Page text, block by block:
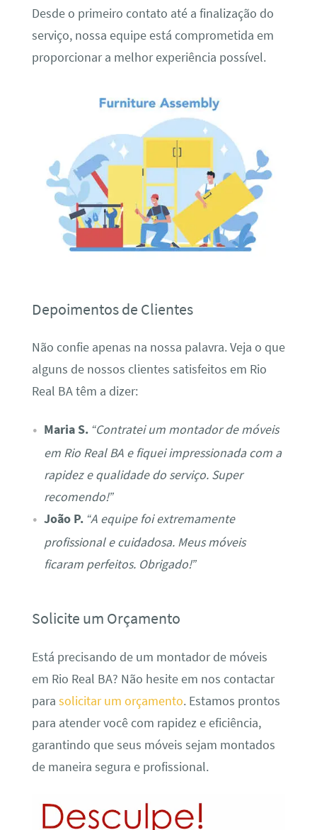
Desde o primeiro contato até a finalização do
serviço, nossa equipe está comprometida em
proporcionar a melhor experiência possível.
Depoimentos de Clientes
Não confie apenas na nossa palavra. Veja o que
alguns de nossos clientes satisfeitos em Rio
Real BA têm a dizer:
Maria S. “Contratei um montador de móveis
em Rio Real BA e fiquei impressionada com a
rapidez e qualidade do serviço. Super
recomendo!”
João P. “A equipe foi extremamente
profissional e cuidadosa. Meus móveis
ficaram perfeitos. Obrigado!”
Solicite um Orçamento
Está precisando de um montador de móveis
em Rio Real BA? Não hesite em nos contactar
para solicitar um orçamento. Estamos prontos
para atender você com rapidez e eficiência,
garantindo que seus móveis sejam montados
de maneira segura e profissional.